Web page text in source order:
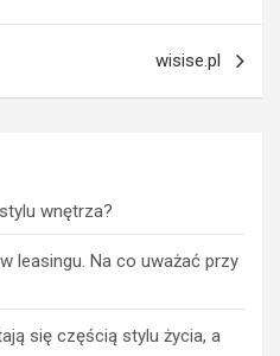
wisise.pl
wnętrza?
leasingu. Na co uważać przy
się częścią stylu życia, a